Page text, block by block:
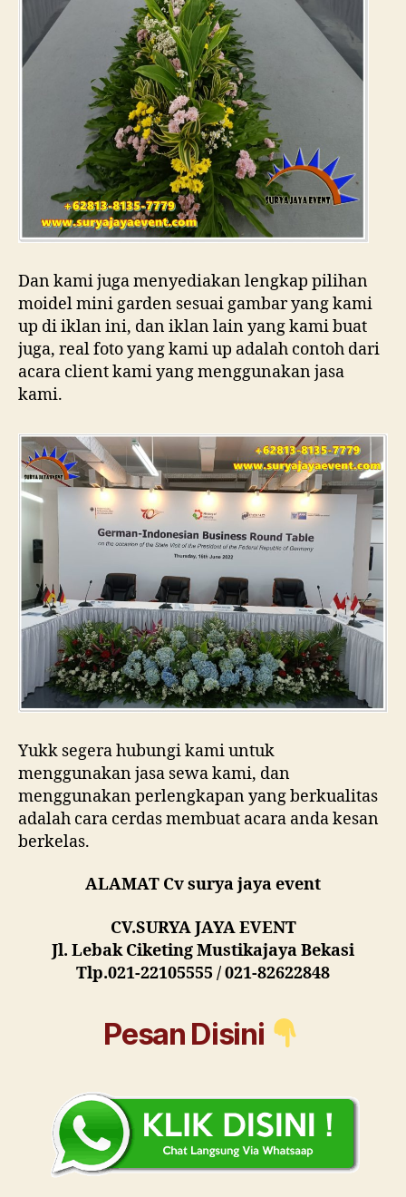
Dan kami juga menyediakan lengkap pilihan
moidel mini garden sesuai gambar yang kami
up di iklan ini, dan iklan lain yang kami buat
juga, real foto yang kami up adalah contoh dari
acara client kami yang menggunakan jasa
kami.
Yukk segera hubungi kami untuk
menggunakan jasa sewa kami, dan
menggunakan perlengkapan yang berkualitas
adalah cara cerdas membuat acara anda kesan
berkelas.
ALAMAT Cv surya jaya event
CV.SURYA JAYA EVENT
Jl. Lebak Ciketing Mustikajaya Bekasi
Tlp.021-22105555 / 021-82622848
Pesan Disini